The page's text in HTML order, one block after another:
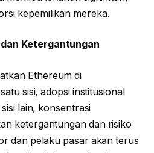
kepemilikan mereka.
Ketergantungan
Ethereum di
sisi, adopsi institusional
lain, konsentrasi
ketergantungan dan risiko
dan pelaku pasar akan terus